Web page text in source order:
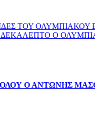
ΤΟΥ ΟΛΥΜΠΙΑΚΟΥ
Ο
Ο ΑΝΤΩΝΗΣ